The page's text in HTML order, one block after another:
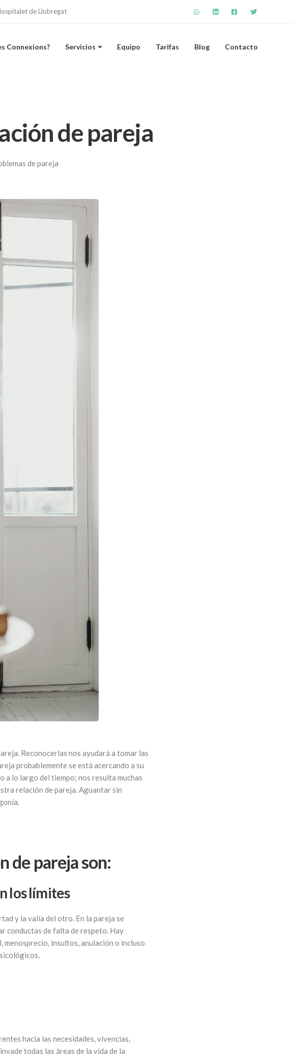
de Llobregat
Connexions? Servicios Equipo Tarifas Blog Contacto
de pareja
de pareja
Reconocerlas nos ayudará a tomar las
probablemente se está acercando a su
a lo largo del tiempo; nos resulta muchas
relación de pareja. Aguantar sin
de pareja son:
los límites
y la valía del otro. En la pareja se
conductas de falta de respeto. Hay
menosprecio, insultos, anulación o incluso
hacia las necesidades, vivencias,
todas las áreas de la vida de la